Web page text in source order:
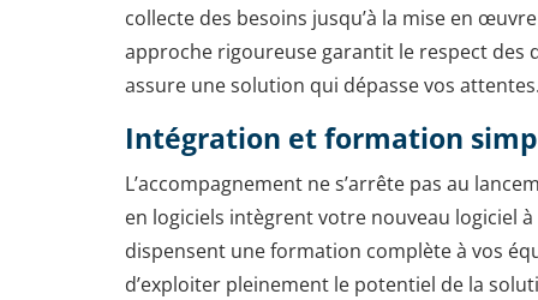
collecte des besoins jusqu’à la mise en
approche rigoureuse garantit le respect des
assure une solution qui dépasse vos
Intégration et formation
L’accompagnement ne s’arrête pas au
en logiciels intègrent votre nouveau logiciel
dispensent une formation complète à vos
d’exploiter pleinement le potentiel de la